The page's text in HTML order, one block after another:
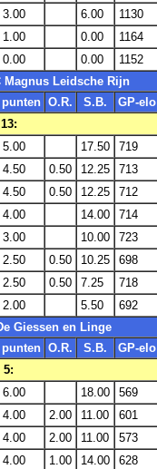
3.00 6.00
1130
1.00 0.00
1164
0.00 0.00
1152
Magnus Leidsche Rijn
punten O.R. S.B.
GP-elo
5.00 17.50
719
4.50 0.50 12.25
713
4.50 0.50 12.25
712
4.00 14.00
714
3.00 10.00
723
2.50 0.50 10.25
698
2.50 0.50 7.25
718
2.00 5.50
692
Giessen en Linge
punten O.R. S.B.
GP-elo
5:
6.00 18.00
569
4.00 2.00 11.00
601
4.00 2.00 11.00
573
4.00 1.00 14.00
628